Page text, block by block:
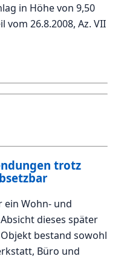
in Höhe von 9,50
vom 26.8.2008, Az. VII
trotz
ein Wohn- und
dieses später
bestand sowohl
Büro und